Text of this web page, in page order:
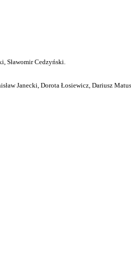
Sławomir Cedzyński.
Janecki, Dorota Łosiewicz, Dariusz